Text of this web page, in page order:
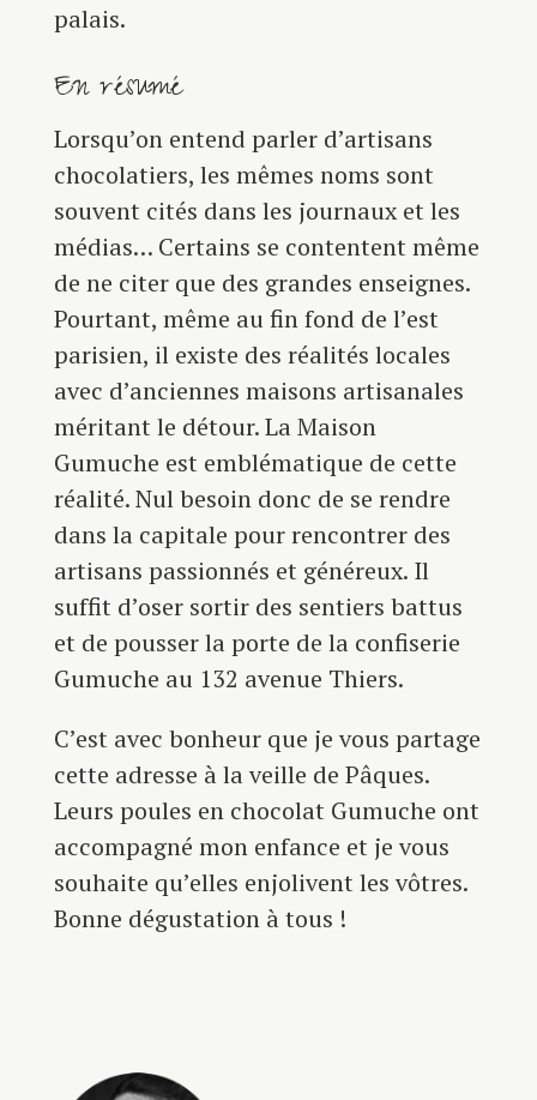
palais.
En résumé
Lorsqu’on entend parler d’artisans
chocolatiers, les mêmes noms sont
souvent cités dans les journaux et les
médias… Certains se contentent même
de ne citer que des grandes enseignes.
Pourtant, même au fin fond de l’est
parisien, il existe des réalités locales
avec d’anciennes maisons artisanales
méritant le détour. La Maison
Gumuche est emblématique de cette
réalité. Nul besoin donc de se rendre
dans la capitale pour rencontrer des
artisans passionnés et généreux. Il
suffit d’oser sortir des sentiers battus
et de pousser la porte de la confiserie
Gumuche au 132 avenue Thiers.
C’est avec bonheur que je vous partage
cette adresse à la veille de Pâques.
Leurs poules en chocolat Gumuche ont
accompagné mon enfance et je vous
souhaite qu’elles enjolivent les vôtres.
Bonne dégustation à tous !